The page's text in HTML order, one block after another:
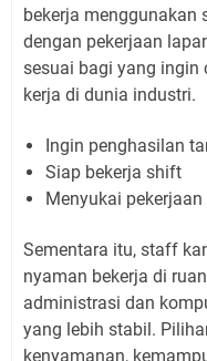
bekerja menggunakan
dengan pekerjaan
sesuai bagi yang ingin
kerja di dunia industri.
Ingin penghasilan
Siap bekerja shift
Menyukai
Sementara itu, staff
nyaman bekerja di
administrasi dan
yang lebih stabil.
kenyamanan,